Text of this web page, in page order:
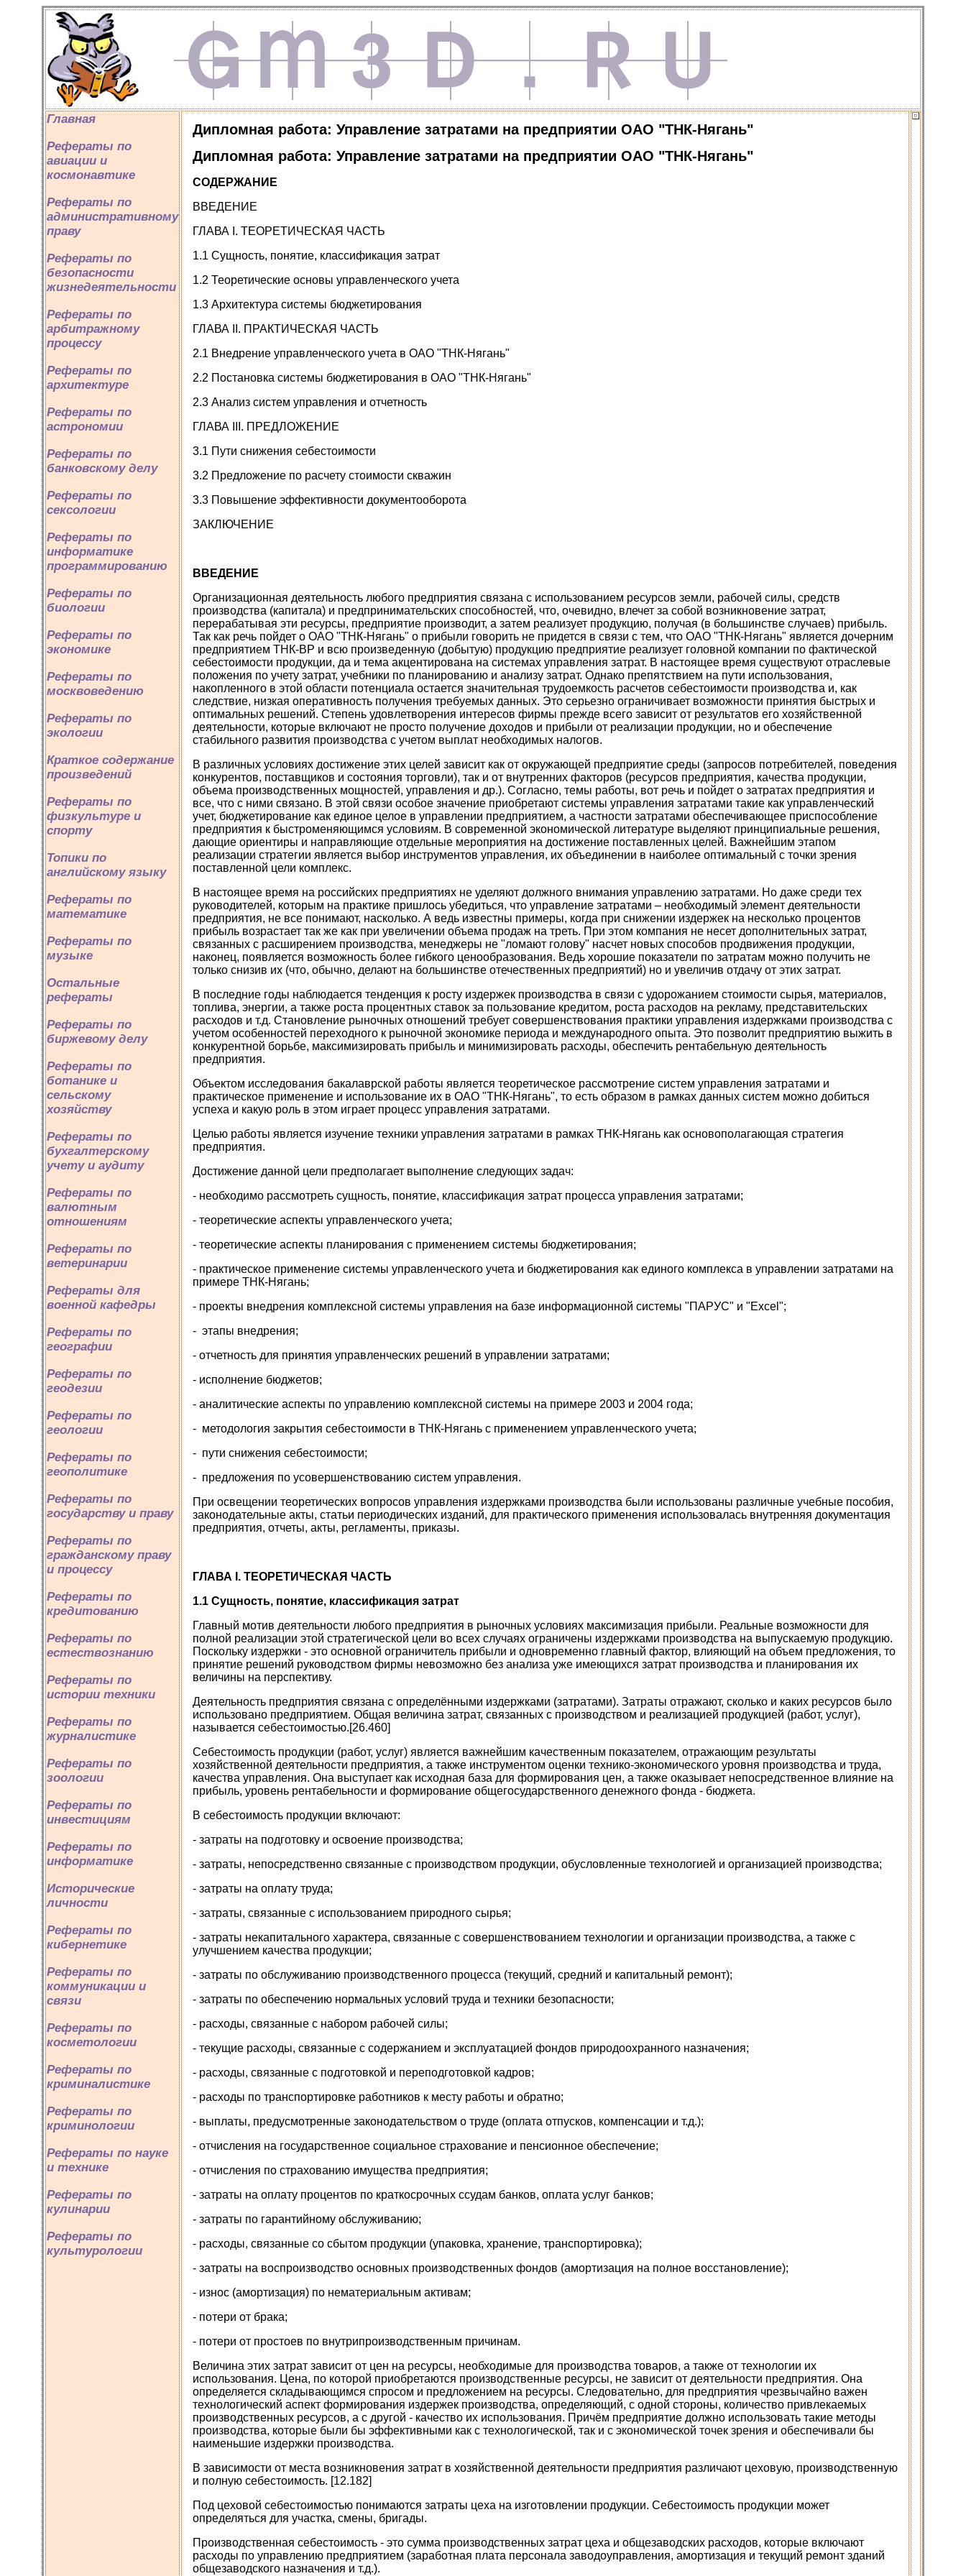
Главная
Рефераты по
авиации и
космонавтике
Рефераты по
административному
праву
Рефераты по
безопасности
жизнедеятельности
Рефераты по
арбитражному
процессу
Рефераты по
архитектуре
Рефераты по
астрономии
Рефераты по
банковскому делу
Рефераты по
сексологии
Рефераты по
информатике
программированию
Рефераты по
биологии
Рефераты по
экономике
Рефераты по
москвоведению
Рефераты по
экологии
Краткое содержание
произведений
Рефераты по
физкультуре и
спорту
Топики по
английскому языку
Рефераты по
математике
Рефераты по
музыке
Остальные
рефераты
Рефераты по
биржевому делу
Рефераты по
ботанике и
сельскому
хозяйству
Рефераты по
бухгалтерскому
учету и аудиту
Рефераты по
валютным
отношениям
Рефераты по
ветеринарии
Рефераты для
военной кафедры
Рефераты по
географии
Рефераты по
геодезии
Рефераты по
геологии
Рефераты по
геополитике
Рефераты по
государству и праву
Рефераты по
гражданскому праву
и процессу
Рефераты по
кредитованию
Рефераты по
естествознанию
Рефераты по
истории техники
Рефераты по
журналистике
Рефераты по
зоологии
Рефераты по
инвестициям
Рефераты по
информатике
Исторические
личности
Рефераты по
кибернетике
Рефераты по
коммуникации и
связи
Рефераты по
косметологии
Рефераты по
криминалистике
Рефераты по
криминологии
Рефераты по науке
и технике
Рефераты по
кулинарии
Рефераты по
культурологии
Дипломная работа: Управление затратами на предприятии ОАО "ТНК-Нягань"
Дипломная работа: Управление затратами на предприятии ОАО "ТНК-Нягань"
СОДЕРЖАНИЕ
ВВЕДЕНИЕ
ГЛАВА I. ТЕОРЕТИЧЕСКАЯ ЧАСТЬ
1.1 Сущность, понятие, классификация затрат
1.2 Теоретические основы управленческого учета
1.3 Архитектура системы бюджетирования
ГЛАВА II. ПРАКТИЧЕСКАЯ ЧАСТЬ
2.1 Внедрение управленческого учета в ОАО "ТНК-Нягань"
2.2 Постановка системы бюджетирования в ОАО "ТНК-Нягань"
2.3 Анализ систем управления и отчетность
ГЛАВА III. ПРЕДЛОЖЕНИЕ
3.1 Пути снижения себестоимости
3.2 Предложение по расчету стоимости скважин
3.3 Повышение эффективности документооборота
ЗАКЛЮЧЕНИЕ
ВВЕДЕНИЕ
Организационная деятельность любого предприятия связана с использованием ресурсов земли, рабочей силы, средств
производства (капитала) и предпринимательских способностей, что, очевидно, влечет за собой возникновение затрат,
перерабатывая эти ресурсы, предприятие производит, а затем реализует продукцию, получая (в большинстве случаев) прибыль.
Так как речь пойдет о ОАО "ТНК-Нягань" о прибыли говорить не придется в связи с тем, что ОАО "ТНК-Нягань" является дочерним
предприятием ТНК-ВР и всю произведенную (добытую) продукцию предприятие реализует головной компании по фактической
себестоимости продукции, да и тема акцентирована на системах управления затрат. В настоящее время существуют отраслевые
положения по учету затрат, учебники по планированию и анализу затрат. Однако препятствием на пути использования,
накопленного в этой области потенциала остается значительная трудоемкость расчетов себестоимости производства и, как
следствие, низкая оперативность получения требуемых данных. Это серьезно ограничивает возможности принятия быстрых и
оптимальных решений. Степень удовлетворения интересов фирмы прежде всего зависит от результатов его хозяйственной
деятельности, которые включают не просто получение доходов и прибыли от реализации продукции, но и обеспечение
стабильного развития производства с учетом выплат необходимых налогов.
В различных условиях достижение этих целей зависит как от окружающей предприятие среды (запросов потребителей, поведения
конкурентов, поставщиков и состояния торговли), так и от внутренних факторов (ресурсов предприятия, качества продукции,
объема производственных мощностей, управления и др.). Согласно, темы работы, вот речь и пойдет о затратах предприятия и
все, что с ними связано. В этой связи особое значение приобретают системы управления затратами такие как управленческий
учет, бюджетирование как единое целое в управлении предприятием, а частности затратами обеспечивающее приспособление
предприятия к быстроменяющимся условиям. В современной экономической литературе выделяют принципиальные решения,
дающие ориентиры и направляющие отдельные мероприятия на достижение поставленных целей. Важнейшим этапом
реализации стратегии является выбор инструментов управления, их объединении в наиболее оптимальный с точки зрения
поставленной цели комплекс.
В настоящее время на российских предприятиях не уделяют должного внимания управлению затратами. Но даже среди тех
руководителей, которым на практике пришлось убедиться, что управление затратами – необходимый элемент деятельности
предприятия, не все понимают, насколько. А ведь известны примеры, когда при снижении издержек на несколько процентов
прибыль возрастает так же как при увеличении объема продаж на треть. При этом компания не несет дополнительных затрат,
связанных с расширением производства, менеджеры не "ломают голову" насчет новых способов продвижения продукции,
наконец, появляется возможность более гибкого ценообразования. Ведь хорошие показатели по затратам можно получить не
только снизив их (что, обычно, делают на большинстве отечественных предприятий) но и увеличив отдачу от этих затрат.
В последние годы наблюдается тенденция к росту издержек производства в связи с удорожанием стоимости сырья, материалов,
топлива, энергии, а также роста процентных ставок за пользование кредитом, роста расходов на рекламу, представительских
расходов и т.д. Становление рыночных отношений требует совершенствования практики управления издержками производства с
учетом особенностей переходного к рыночной экономике периода и международного опыта. Это позволит предприятию выжить в
конкурентной борьбе, максимизировать прибыль и минимизировать расходы, обеспечить рентабельную деятельность
предприятия.
Объектом исследования бакалаврской работы является теоретическое рассмотрение систем управления затратами и
практическое применение и использование их в ОАО "ТНК-Нягань", то есть образом в рамках данных систем можно добиться
успеха и какую роль в этом играет процесс управления затратами.
Целью работы является изучение техники управления затратами в рамках ТНК-Нягань как основополагающая стратегия
предприятия.
Достижение данной цели предполагает выполнение следующих задач:
- необходимо рассмотреть сущность, понятие, классификация затрат процесса управления затратами;
- теоретические аспекты управленческого учета;
- теоретические аспекты планирования с применением системы бюджетирования;
- практическое применение системы управленческого учета и бюджетирования как единого комплекса в управлении затратами на
примере ТНК-Нягань;
- проекты внедрения комплексной системы управления на базе информационной системы "ПАРУС" и "Excel";
- этапы внедрения;
- отчетность для принятия управленческих решений в управлении затратами;
- исполнение бюджетов;
- аналитические аспекты по управлению комплексной системы на примере 2003 и 2004 года;
- методология закрытия себестоимости в ТНК-Нягань с применением управленческого учета;
- пути снижения себестоимости;
- предложения по усовершенствованию систем управления.
При освещении теоретических вопросов управления издержками производства были использованы различные учебные пособия,
законодательные акты, статьи периодических изданий, для практического применения использовалась внутренняя документация
предприятия, отчеты, акты, регламенты, приказы.
ГЛАВА . ТЕОРЕТИЧЕСКАЯ ЧАСТЬ
1.1 Сущность, понятие, классификация затрат
Главный мотив деятельности любого предприятия в рыночных условиях максимизация прибыли. Реальные возможности для
полной реализации этой стратегической цели во всех случаях ограничены издержками производства на выпускаемую продукцию.
Поскольку издержки - это основной ограничитель прибыли и одновременно главный фактор, влияющий на объем предложения, то
принятие решений руководством фирмы невозможно без анализа уже имеющихся затрат производства и планирования их
величины на перспективу.
Деятельность предприятия связана с определёнными издержками (затратами). Затраты отражают, сколько и каких ресурсов было
использовано предприятием. Общая величина затрат, связанных с производством и реализацией продукцией (работ, услуг),
называется себестоимостью.[26.460]
Себестоимость продукции (работ, услуг) является важнейшим качественным показателем, отражающим результаты
хозяйственной деятельности предприятия, а также инструментом оценки технико-экономического уровня производства и труда,
качества управления. Она выступает как исходная база для формирования цен, а также оказывает непосредственное влияние на
прибыль, уровень рентабельности и формирование общегосударственного денежного фонда - бюджета.
В себестоимость продукции включают:
- затраты на подготовку и освоение производства;
- затраты, непосредственно связанные с производством продукции, обусловленные технологией и организацией производства;
- затраты на оплату труда;
- затраты, связанные с использованием природного сырья;
- затраты некапитального характера, связанные с совершенствованием технологии и организации производства, а также с
улучшением качества продукции;
- затраты по обслуживанию производственного процесса (текущий, средний и капитальный ремонт);
- затраты по обеспечению нормальных условий труда и техники безопасности;
- расходы, связанные с набором рабочей силы;
- текущие расходы, связанные с содержанием и эксплуатацией фондов природоохранного назначения;
- расходы, связанные с подготовкой и переподготовкой кадров;
- расходы по транспортировке работников к месту работы и обратно;
- выплаты, предусмотренные законодательством о труде (оплата отпусков, компенсации и т.д.);
- отчисления на государственное социальное страхование и пенсионное обеспечение;
- отчисления по страхованию имущества предприятия;
- затраты на оплату процентов по краткосрочных ссудам банков, оплата услуг банков;
- затраты по гарантийному обслуживанию;
- расходы, связанные со сбытом продукции (упаковка, хранение, транспортировка);
- затраты на воспроизводство основных производственных фондов (амортизация на полное восстановление);
- износ (амортизация) по нематериальным активам;
- потери от брака;
- потери от простоев по внутрипроизводственным причинам.
Величина этих затрат зависит от цен на ресурсы, необходимые для производства товаров, а также от технологии их
использования. Цена, по которой приобретаются производственные ресурсы, не зависит от деятельности предприятия. Она
определяется складывающимся спросом и предложением на ресурсы. Следовательно, для предприятия чрезвычайно важен
технологический аспект формирования издержек производства, определяющий, с одной стороны, количество привлекаемых
производственных ресурсов, а с другой - качество их использования. Причём предприятие должно использовать такие методы
производства, которые были бы эффективными как с технологической, так и с экономической точек зрения и обеспечивали бы
наименьшие издержки производства.
В зависимости от места возникновения затрат в хозяйственной деятельности предприятия различают цеховую, производственную
и полную себестоимость. [12.182]
Под цеховой себестоимостью понимаются затраты цеха на изготовлении продукции. Себестоимость продукции может
определяться для участка, смены, бригады.
Производственная себестоимость - это сумма производственных затрат цеха и общезаводских расходов, которые включают
расходы по управлению предприятием (заработная плата персонала заводоуправления, амортизация и текущий ремонт зданий
общезаводского назначения и т.д.).